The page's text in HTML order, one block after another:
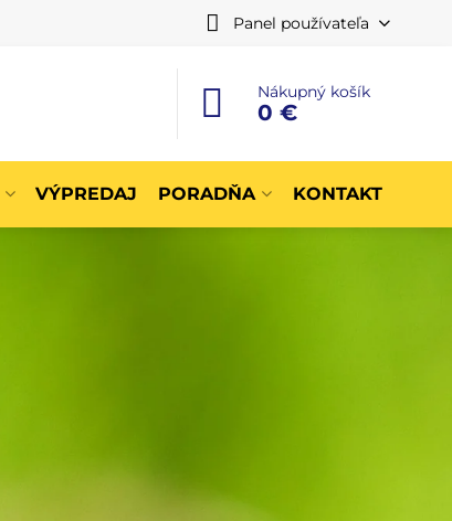
Panel používateľa
Nákupný košík
0 €
VÝPREDAJ PORADŇA KONTAKT